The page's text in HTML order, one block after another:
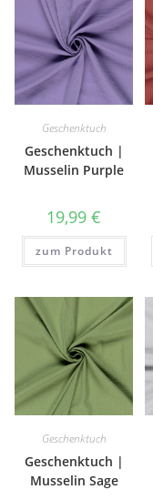
Geschenktuch
Geschenktuch |
Musselin Purple
19,99€
zum Produkt
Geschenktuch
Geschenktuch |
Musselin Sage